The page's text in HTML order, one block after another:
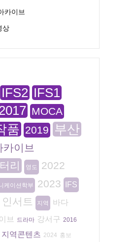
카이브
상
IFS2 IFS1
MOCA
품 2019 부산
카이브
리
영도 2022
케이션학부 2023 IFS
인서트 지역
바다
브
드라마 강서구 2016
지역콘텐츠 2024 홍보